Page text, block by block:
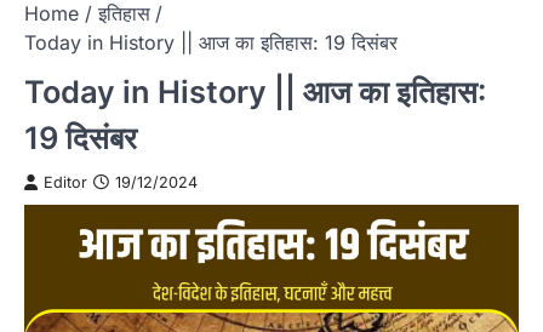
Home
इतिहास
Today in History || आज का इतिहास: 19 दिसंबर
Today in History || आज का इतिहास:
19 दिसंबर
Editor 19/12/2024